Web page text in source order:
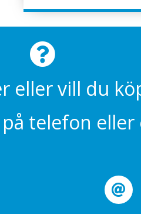
eller vill du
telefon eller